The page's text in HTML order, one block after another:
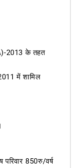
2013 के तहत
में शामिल
850रु/वर्ष